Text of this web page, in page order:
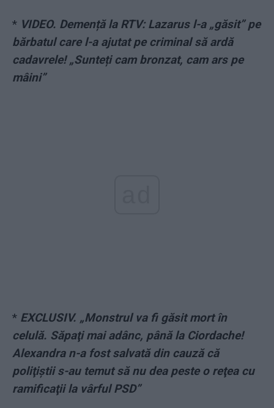
* VIDEO. Demență la RTV: Lazarus l-a „găsit” pe
bărbatul care l-a ajutat pe criminal să ardă
cadavrele! „Sunteți cam bronzat, cam ars pe
mâini”
* EXCLUSIV. „Monstrul va fi găsit mort în
celulă. Săpaţi mai adânc, până la Ciordache!
Alexandra n-a fost salvată din cauză că
poliţiştii s-au temut să nu dea peste o reţea cu
ramificaţii la vârful PSD”